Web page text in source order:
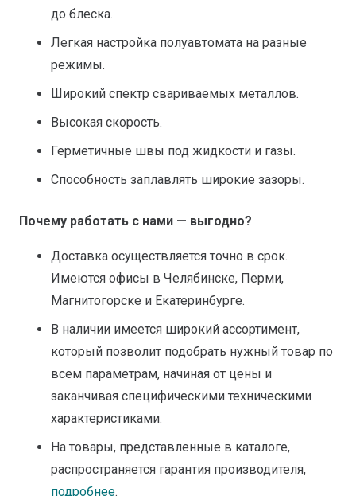
до блеска.
Легкая настройка полуавтомата на разные
режимы.
Широкий спектр свариваемых металлов.
Высокая скорость.
Герметичные швы под жидкости и газы.
Способность заплавлять широкие зазоры.
Почему работать с нами — выгодно?
Доставка осуществляется точно в срок.
Имеются офисы в Челябинске, Перми,
Магнитогорске и Екатеринбурге.
В наличии имеется широкий ассортимент,
который позволит подобрать нужный товар по
всем параметрам, начиная от цены и
заканчивая специфическими техническими
характеристиками.
На товары, представленные в каталоге,
распространяется гарантия производителя,
подробнее.